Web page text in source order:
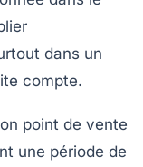
dans un
compte.
point de vente
une période de